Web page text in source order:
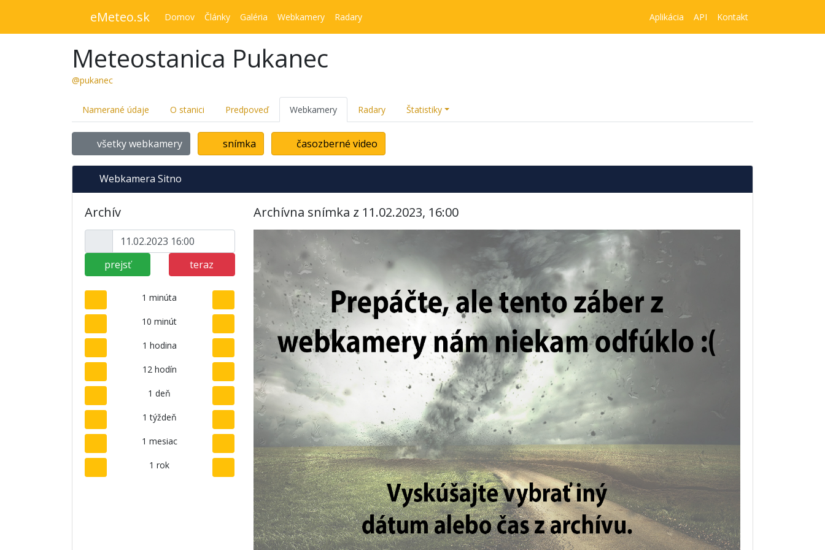
eMeteo.sk Domov Články Galéria Webkamery Radary Aplikácia API Kontakt
Meteostanica Pukanec
@pukanec
Namerané údaje O stanici Predpoveď Webkamery Radary Štatistiky
všetky webkamery snímka časozberné video
Webkamera Sitno
Archív
prejsť teraz
1 minúta
10 minút
1 hodina
12 hodín
1 deň
1 týždeň
1 mesiac
1 rok
Archívna snímka z 11.02.2023, 16:00